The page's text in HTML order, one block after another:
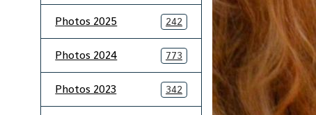
Photos 2025 242
Photos 2024 773
Photos 2023 342